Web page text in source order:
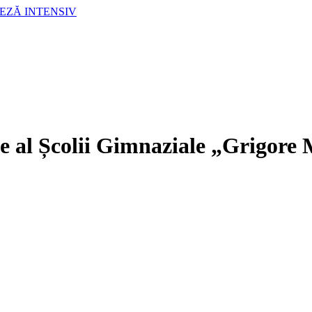
INTENSIV
al Școlii Gimnaziale „Grigore